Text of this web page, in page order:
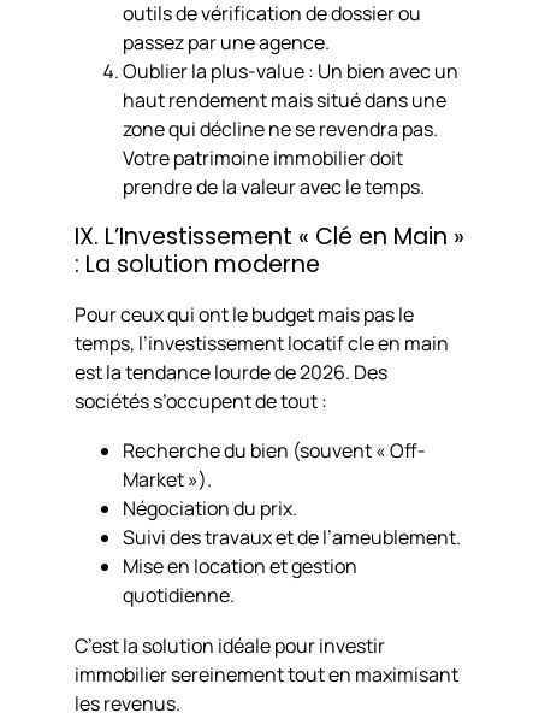
outils de vérification de dossier ou
passez par une agence.
Oublier la plus-value : Un bien avec un
haut rendement mais situé dans une
zone qui décline ne se revendra pas.
Votre patrimoine immobilier doit
prendre de la valeur avec le temps.
IX. L’Investissement « Clé en Main »
: La solution moderne
Pour ceux qui ont le budget mais pas le
temps, l’investissement locatif cle en main
est la tendance lourde de 2026. Des
sociétés s’occupent de tout :
Recherche du bien (souvent « Off-
Market »).
Négociation du prix.
Suivi des travaux et de l’ameublement.
Mise en location et gestion
quotidienne.
C’est la solution idéale pour investir
immobilier sereinement tout en maximisant
les revenus.